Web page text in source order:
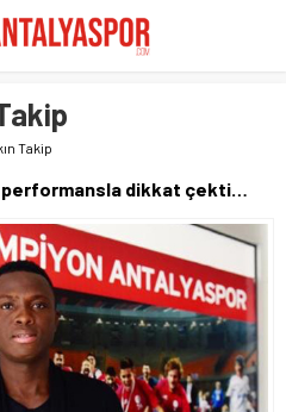
Takip
performansla dikkat çekti…